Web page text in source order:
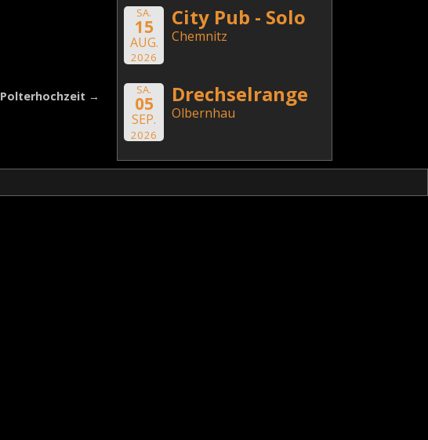
Polterhochzeit →
SA.
15
AUG.
2026
City Pub - Solo
Chemnitz
SA.
05
SEP.
2026
Drechselrange
Olbernhau